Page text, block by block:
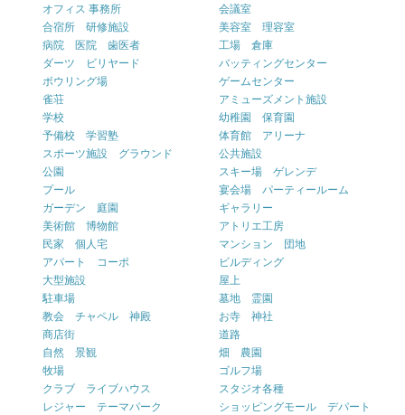
オフィス 事務所
会議室
合宿所 研修施設
美容室 理容室
病院 医院 歯医者
工場 倉庫
ダーツ ビリヤード
バッティングセンター
ボウリング場
ゲームセンター
雀荘
アミューズメント施設
学校
幼稚園 保育園
予備校 学習塾
体育館 アリーナ
スポーツ施設 グラウンド
公共施設
公園
スキー場 ゲレンデ
プール
宴会場 パーティールーム
ガーデン 庭園
ギャラリー
美術館 博物館
アトリエ工房
民家 個人宅
マンション 団地
アパート コーポ
ビルディング
大型施設
屋上
駐車場
墓地 霊園
教会 チャペル 神殿
お寺 神社
商店街
道路
自然 景観
畑 農園
牧場
ゴルフ場
クラブ ライブハウス
スタジオ各種
レジャー テーマパーク
ショッピングモール デパート